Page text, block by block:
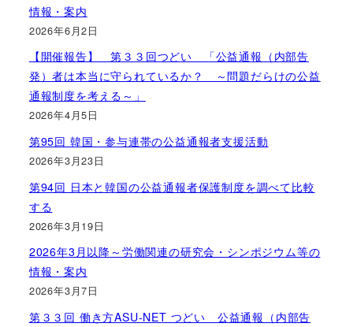
情報・案内
2026年6月2日
【開催報告】 第３３回つどい 「公益通報（内部告
発）者は本当に守られているか？ ～問題だらけの公益
通報制度を考える～」
2026年4月5日
第95回 韓国・参与連帯の公益通報者支援活動
2026年3月23日
第94回 日本と韓国の公益通報者保護制度を調べて比較
する
2026年3月19日
2026年3月以降～労働関連の研究会・シンポジウム等の
情報・案内
2026年3月7日
第３３回 働き方ASU-NET つどい 公益通報（内部告